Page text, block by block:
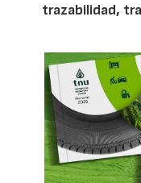
trazabilidad,